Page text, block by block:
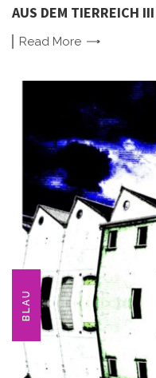
AUS DEM TIERREICH
Read More
BLAU